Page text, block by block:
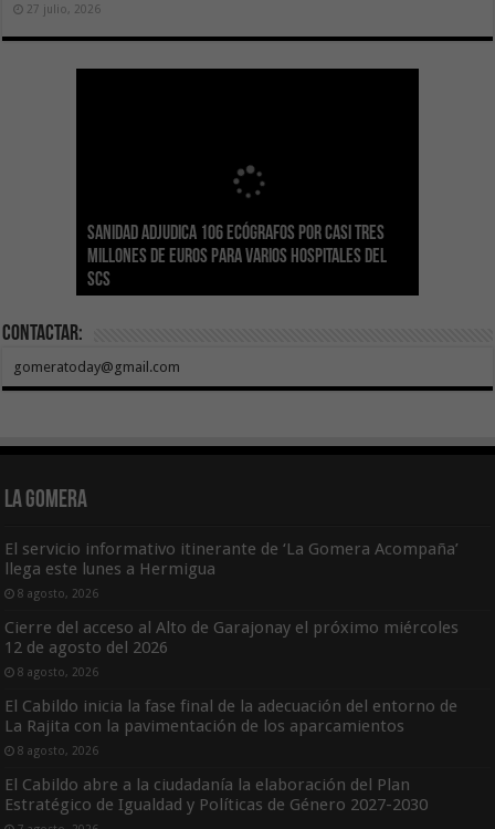
27 julio, 2026
Sanidad adjudica 106 ecógrafos por casi tres
millones de euros para varios hospitales del
SCS
Gesplan logra la máxima puntuación en el
Índice de Transparencia de Canarias por cuarto
año consecutivo
El Gobierno canario concede ayudas del
POSEICAN-Pesca al sector por valor de 7,09 M€
tras aumentar las cuantías
Transición Ecológica coordina con Ashotel su
adhesión a la Red de Refugios Climáticos de
Canarias
Visocan incorpora 170 pisos a su parque de
vivienda protegida en régimen de alquiler
asequible de Tenerife
Sanidad refuerza la capacidad diagnóstica de
los centros de salud con el impulso de la
ecografía clínica
Contactar:
gomeratoday@gmail.com
La Gomera
El servicio informativo itinerante de ‘La Gomera Acompaña’
llega este lunes a Hermigua
8 agosto, 2026
Cierre del acceso al Alto de Garajonay el próximo miércoles
12 de agosto del 2026
8 agosto, 2026
El Cabildo inicia la fase final de la adecuación del entorno de
La Rajita con la pavimentación de los aparcamientos
8 agosto, 2026
El Cabildo abre a la ciudadanía la elaboración del Plan
Estratégico de Igualdad y Políticas de Género 2027-2030